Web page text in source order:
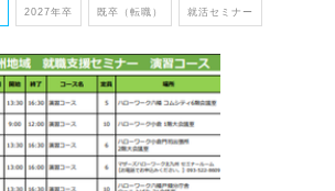
2027年卒 既卒（転職） 就活セミナー